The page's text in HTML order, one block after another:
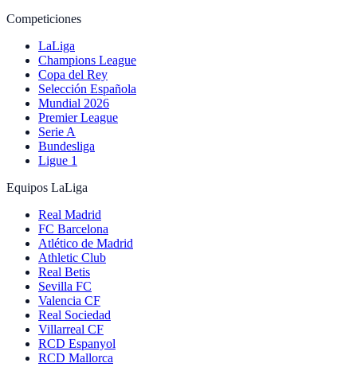
Competiciones
LaLiga
Champions League
Copa del Rey
Selección Española
Mundial 2026
Premier League
Serie A
Bundesliga
Ligue 1
Equipos LaLiga
Real Madrid
FC Barcelona
Atlético de Madrid
Athletic Club
Real Betis
Sevilla FC
Valencia CF
Real Sociedad
Villarreal CF
RCD Espanyol
RCD Mallorca